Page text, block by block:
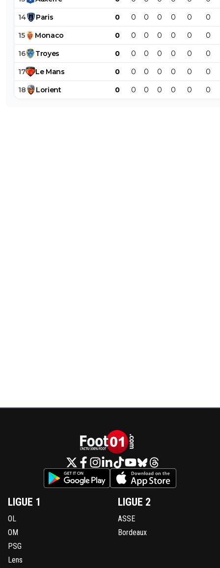
14 Paris 0 0 0 0 0 0 0
15 Monaco 0 0 0 0 0 0 0
16 Troyes 0 0 0 0 0 0 0
17 Le Mans 0 0 0 0 0 0 0
18 Lorient 0 0 0 0 0 0 0
LIGUE 1
OL
OM
PSG
Lens
LIGUE 2
ASSE
Bordeaux